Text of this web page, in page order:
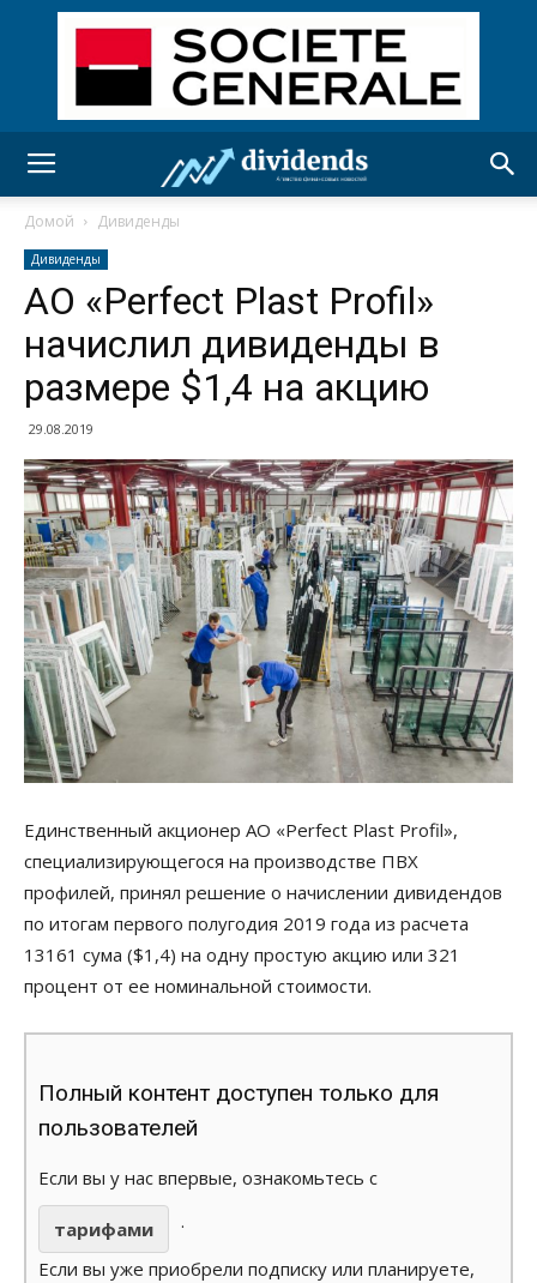
Домой Дивиденды
Дивиденды
АО «Perfect Plast Profil»
начислил дивиденды в
размере $1,4 на акцию
29.08.2019
Единственный акционер АО «Perfect Plast Profil»,
специализирующегося на производстве ПВХ
профилей, принял решение о начислении дивидендов
по итогам первого полугодия 2019 года из расчета
13161 сума ($1,4) на одну простую акцию или 321
процент от ее номинальной стоимости.
Полный контент доступен только для
пользователей
Если вы у нас впервые, ознакомьтесь с
тарифами
.
Если вы уже приобрели подписку или планируете,